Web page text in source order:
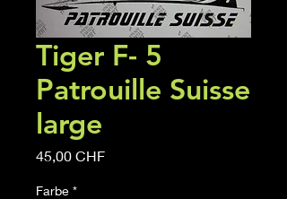
Tiger F- 5
Patrouille Suisse
large
45,00 CHFPrezzo
Farbe *